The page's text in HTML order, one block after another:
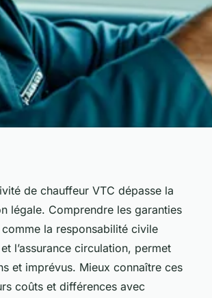
obligatoires
chauffeur vtc : ce
•3 min de lecture
de chauffeur VTC dépasse la
légale. Comprendre les garanties
la responsabilité civile
l’assurance circulation, permet
et imprévus. Mieux connaître ces
coûts et différences avec